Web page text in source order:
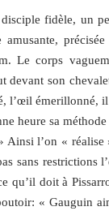
fidèle, un
amusante,
Le corps
devant son
l’œil émerillonné,
heure sa
Ainsi l’on «
sans
qu’il doit à
« Gauguin